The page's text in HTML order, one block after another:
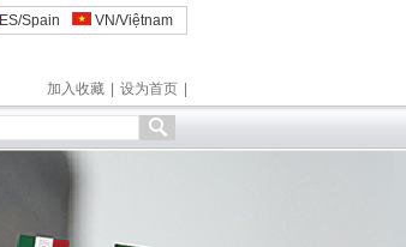
ES/Spain VN/Việtnam
设为首页
加入收藏